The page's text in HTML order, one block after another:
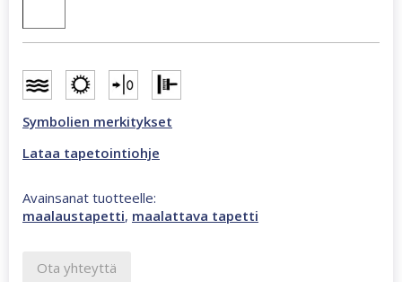
valkoinen
määrä
Symbolien merkitykset
Lataa tapetointiohje
Avainsanat tuotteelle:
maalaustapetti, maalattava tapetti
Ota yhteyttä